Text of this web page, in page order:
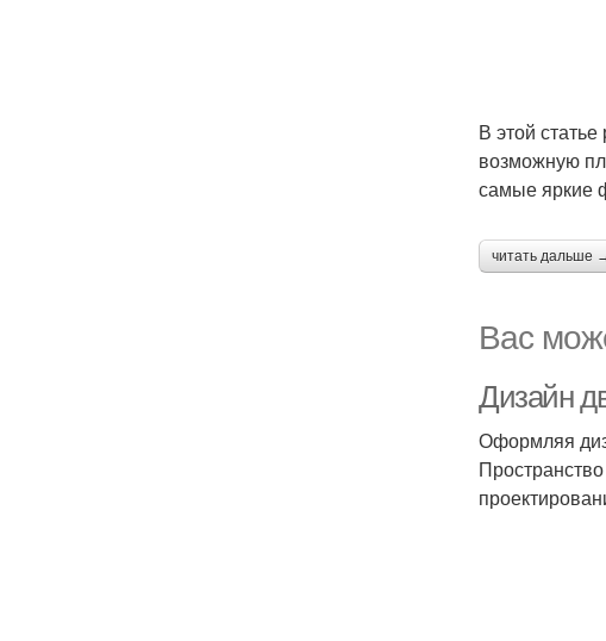
В этой
возможную
самые яркие
читать дальше
Вас
Дизайн
Оформляя